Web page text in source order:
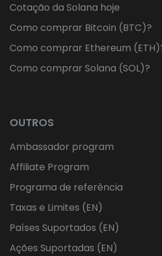
Cotação da Solana hoje
Como comprar Bitcoin (BTC)?
Como comprar Ethereum
Como comprar Solana (SOL)?
OUTROS
Ambassador program
Affiliate Program
Programa de referência
Taxas e Limites (EN)
Países Suportados (EN)
Ações Suportadas (EN)